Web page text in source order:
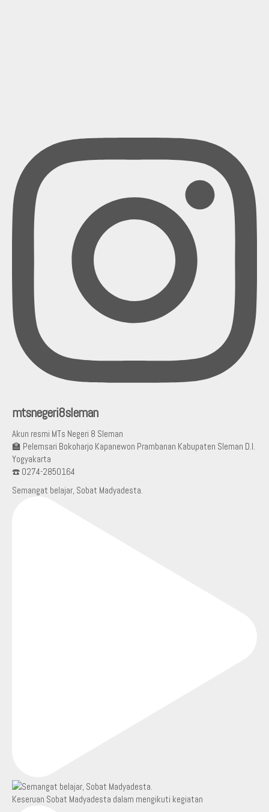
mtsnegeri8sleman
Akun resmi MTs Negeri 8 Sleman
🏫 Pelemsari Bokoharjo Kapanewon Prambanan Kabupaten Sleman D.I.
Yogyakarta
☎️ 0274-2850164
Semangat belajar, Sobat Madyadesta.
Keseruan Sobat Madyadesta dalam mengikuti kegiatan